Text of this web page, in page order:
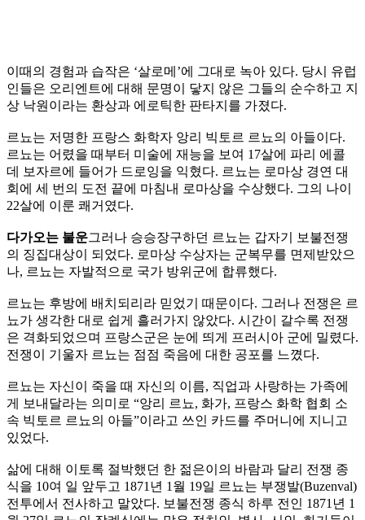
이때의 경험과 습작은 ‘살로메’에 그대로 녹아 있다. 당시 유럽
인들은 오리엔트에 대해 문명이 닿지 않은 그들의 순수하고 지
상 낙원이라는 환상과 에로틱한 판타지를 가졌다.
르뇨는 저명한 프랑스 화학자 앙리 빅토르 르뇨의 아들이다.
르뇨는 어렸을 때부터 미술에 재능을 보여 17살에 파리 에콜
데 보자르에 들어가 드로잉을 익혔다. 르뇨는 로마상 경연 대
회에 세 번의 도전 끝에 마침내 로마상을 수상했다. 그의 나이
22살에 이룬 쾌거였다.
다가오는 불운그러나 승승장구하던 르뇨는 갑자기 보불전쟁
의 징집대상이 되었다. 로마상 수상자는 군복무를 면제받았으
나, 르뇨는 자발적으로 국가 방위군에 합류했다.
르뇨는 후방에 배치되리라 믿었기 때문이다. 그러나 전쟁은 르
뇨가 생각한 대로 쉽게 흘러가지 않았다. 시간이 갈수록 전쟁
은 격화되었으며 프랑스군은 눈에 띄게 프러시아 군에 밀렸다.
전쟁이 기울자 르뇨는 점점 죽음에 대한 공포를 느꼈다.
르뇨는 자신이 죽을 때 자신의 이름, 직업과 사랑하는 가족에
게 보내달라는 의미로 “앙리 르뇨, 화가, 프랑스 화학 협회 소
속 빅토르 르뇨의 아들”이라고 쓰인 카드를 주머니에 지니고
있었다.
삶에 대해 이토록 절박했던 한 젊은이의 바람과 달리 전쟁 종
식을 10여 일 앞두고 1871년 1월 19일 르뇨는 부쟁발(Buzenval)
전투에서 전사하고 말았다. 보불전쟁 종식 하루 전인 1871년 1